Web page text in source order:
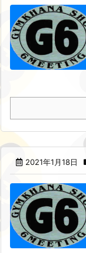
2021年1月18日